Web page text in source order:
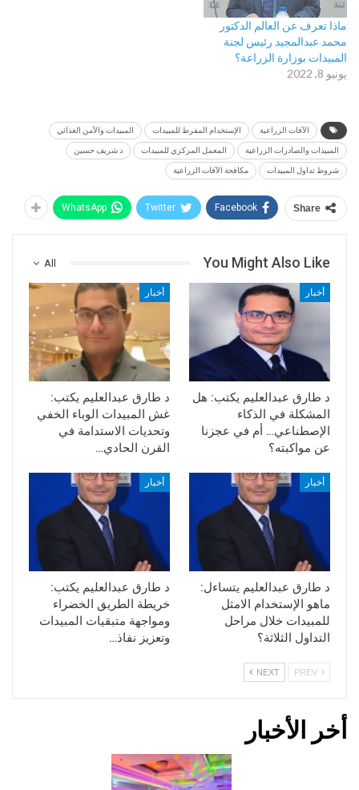
ماذا تعرف عن العالم الدكتور
محمد عبدالمجيد رئيس لجنة
المبيدات بوزارة الزراعة؟
يونيو 8, 2022
الآفات الزراعية الإستخدام المفرط للمبيدات المبيدات والأمن الغذائي
المبيدات والصادرات الزراعية المعمل المركزي للمبيدات د شريف حسين
شروط تداول المبيدات مكافحة الآفات الزراعية
Share
Facebook
Twitter
WhatsApp
All You Might Also Like
أخبار
د طارق عبدالعليم يكتب: هل
المشكلة في الذكاء
الإصطناعي… أم في عجزنا
عن مواكبته؟
أخبار
د طارق عبدالعليم يكتب:
غش المبيدات الوباء الخفي
وتحديات الاستدامة في
القرن الحادي…
أخبار
د طارق عبدالعليم يتساءل:
ماهو الإستخدام الامثل
للمبيدات خلال مراحل
التداول الثلاثة؟
أخبار
د طارق عبدالعليم يكتب:
خريطة الطريق الخضراء
ومواجهة متبقيات المبيدات
وتعزيز نفاذ…
NEXT
أخر الأخبار